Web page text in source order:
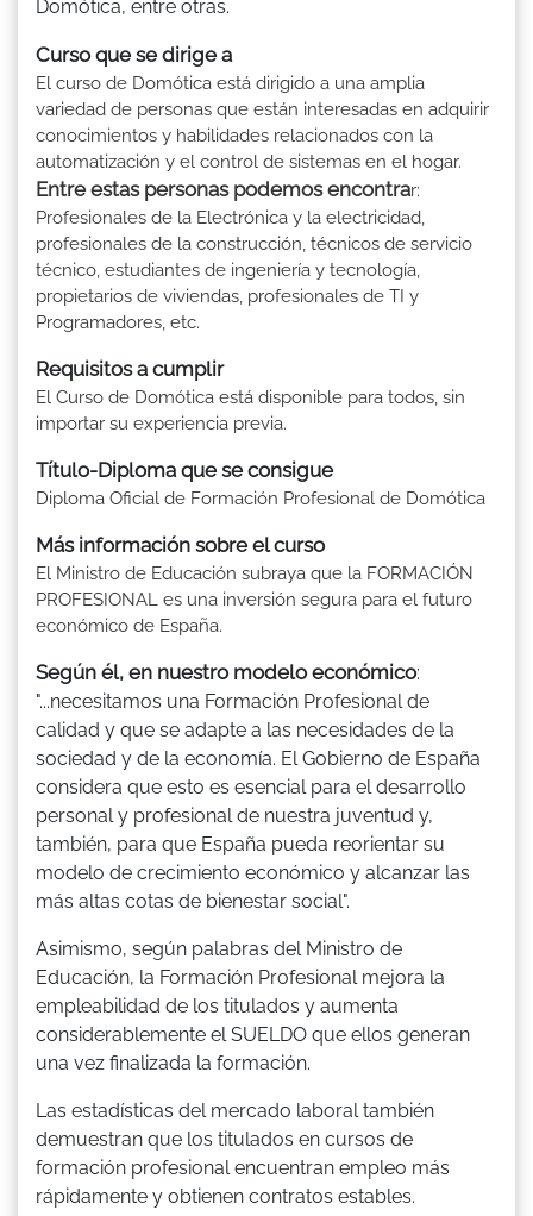
Domótica, entre otras.
Curso que se dirige a
El curso de Domótica está dirigido a una amplia
variedad de personas que están interesadas en adquirir
conocimientos y habilidades relacionados con la
automatización y el control de sistemas en el hogar.
Entre estas personas podemos encontrar:
Profesionales de la Electrónica y la electricidad,
profesionales de la construcción, técnicos de servicio
técnico, estudiantes de ingeniería y tecnología,
propietarios de viviendas, profesionales de TI y
Programadores, etc.
Requisitos a cumplir
El Curso de Domótica está disponible para todos, sin
importar su experiencia previa.
Título-Diploma que se consigue
Diploma Oficial de Formación Profesional de Domótica
Más información sobre el curso
El Ministro de Educación subraya que la FORMACIÓN
PROFESIONAL es una inversión segura para el futuro
económico de España.
Según él, en nuestro modelo económico:
"...necesitamos una Formación Profesional de
calidad y que se adapte a las necesidades de la
sociedad y de la economía. El Gobierno de España
considera que esto es esencial para el desarrollo
personal y profesional de nuestra juventud y,
también, para que España pueda reorientar su
modelo de crecimiento económico y alcanzar las
más altas cotas de bienestar social".
Asimismo, según palabras del Ministro de
Educación, la Formación Profesional mejora la
empleabilidad de los titulados y aumenta
considerablemente el SUELDO que ellos generan
una vez finalizada la formación.
Las estadísticas del mercado laboral también
demuestran que los titulados en cursos de
formación profesional encuentran empleo más
rápidamente y obtienen contratos estables.